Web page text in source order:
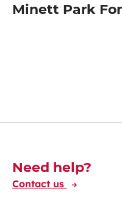
Minett Park
Découvrez-en
Need help?
Contact us